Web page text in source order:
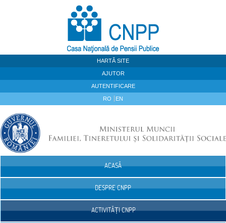
HARTĂ SITE
AJUTOR
AUTENTIFICARE
RO EN
ACASĂ
DESPRE CNPP
ACTIVITĂȚI CNPP